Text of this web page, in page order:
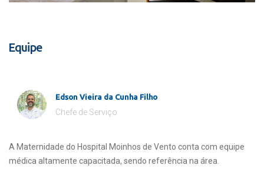
Equipe
Edson Vieira da Cunha Filho
Chefe de Serviço
A Maternidade do Hospital Moinhos de Vento conta com equipe
médica altamente capacitada, sendo referência na área.